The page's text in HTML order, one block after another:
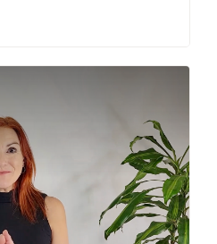
cellulaire (ni ma tablette)
de ma journée.
heure de la journée,
- physique et mentale -
de toi dès cette